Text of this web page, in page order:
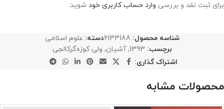
برای ثبت نقد و بررسی وارد حساب کاربری خود شوید.
شناسه محصول: 6133188دسته: علوم اسلامی
برچسب: 1393
, آشیان, ولی کوزه‌گرکالجی
اشتراک گذاری:
محصولات مشابه